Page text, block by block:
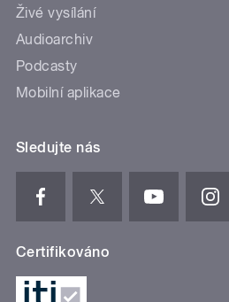
Živé vysílání
Audioarchiv
Podcasty
Mobilní aplikace
Sledujte nás
Certifikováno